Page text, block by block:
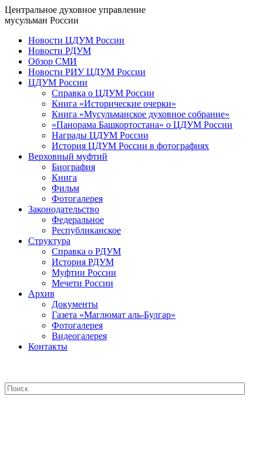
Центральное духовное управление
мусульман России
Новости ЦДУМ России
Новости РДУМ
Обзор СМИ
Новости РИУ ЦДУМ России
ЦДУМ России
Справка о ЦДУМ России
Книга «Исторические очерки»
Книга «Мусульманское духовное собрание»
«Панорама Башкортостана» о ЦДУМ России
Награды ЦДУМ России
История ЦДУМ России в фотографиях
Верховный муфтий
Биография
Книга
Фильм
Фотогалерея
Законодательство
Федеральное
Республиканское
Структура
Справка о РДУМ
История РДУМ
Муфтии России
Мечети России
Архив
Документы
Газета «Маглюмат аль-Булгар»
Фотогалерея
Видеогалерея
Контакты